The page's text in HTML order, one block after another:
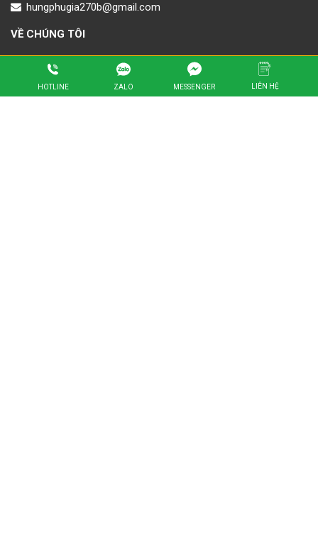
hungphugia270b@gmail.com
VỀ CHÚNG TÔI
Liên hệ
HOTLINE ZALO MESSENGER LIÊN HỆ